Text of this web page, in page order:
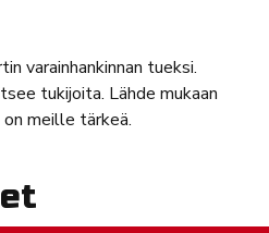
varainhankinnan tueksi.
tukijoita. Lähde mukaan
meille tärkeä.